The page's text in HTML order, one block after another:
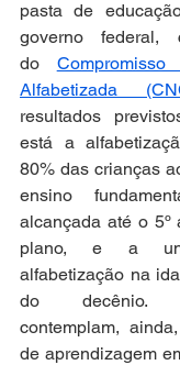
pasta de
governo
do
Alfabetizada
resultados
está a
80% das crianças
ensino
alcançada até o
plano, e a
alfabetização na
do decênio.
contemplam,
de aprendizagem